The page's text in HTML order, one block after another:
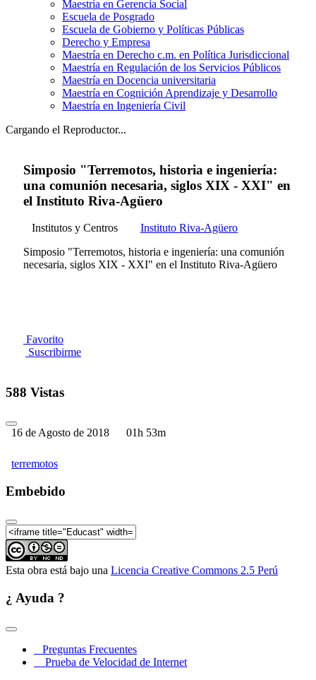
Maestría en Gerencia Social
Escuela de Posgrado
Escuela de Gobierno y Políticas Públicas
Derecho y Empresa
Maestría en Derecho c.m. en Política Jurisdiccional
Maestría en Regulación de los Servicios Públicos
Maestría en Docencia universitaria
Maestría en Cognición Aprendizaje y Desarrollo
Maestría en Ingeniería Civil
Cargando el Reproductor...
Simposio "Terremotos, historia e ingeniería:
una comunión necesaria, siglos XIX - XXI" en
el Instituto Riva-Agüero
Institutos y Centros
Instituto Riva-Agüero
Simposio "Terremotos, historia e ingeniería: una comunión
necesaria, siglos XIX - XXI" en el Instituto Riva-Agüero
Favorito
Suscribirme
588 Vistas
16 de Agosto de 2018 01h 53m
terremotos
Embebido
Esta obra está bajo una Licencia Creative Commons 2.5 Perú
¿ Ayuda ?
Preguntas Frecuentes
Prueba de Velocidad de Internet